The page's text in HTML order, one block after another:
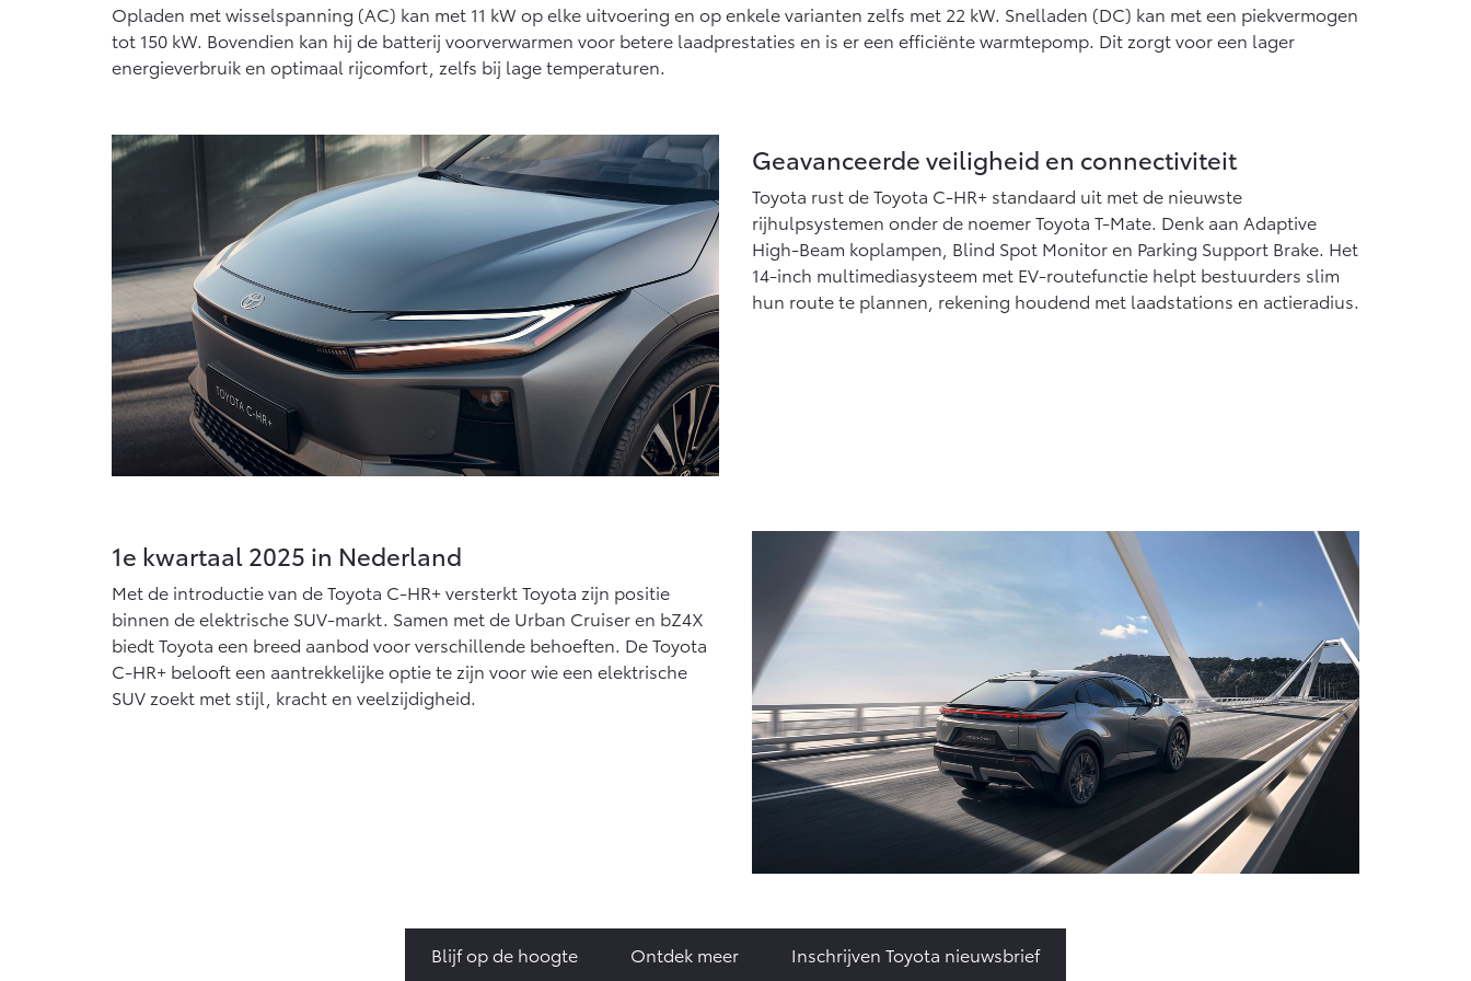
Opladen met wisselspanning (AC) kan met 11 kW op elke uitvoering en op enkele varianten zelfs met 22 kW. Snelladen (DC) kan met een piekvermogen
tot 150 kW. Bovendien kan hij de batterij voorverwarmen voor betere laadprestaties en is er een efficiënte warmtepomp. Dit zorgt voor een lager
energieverbruik en optimaal rijcomfort, zelfs bij lage temperaturen.
Geavanceerde veiligheid en connectiviteit
Toyota rust de Toyota C-HR+ standaard uit met de nieuwste
rijhulpsystemen onder de noemer Toyota T-Mate. Denk aan Adaptive
High-Beam koplampen, Blind Spot Monitor en Parking Support Brake. Het
14-inch multimediasysteem met EV-routefunctie helpt bestuurders slim
hun route te plannen, rekening houdend met laadstations en actieradius.
1e kwartaal 2025 in Nederland
Met de introductie van de Toyota C-HR+ versterkt Toyota zijn positie
binnen de elektrische SUV-markt. Samen met de Urban Cruiser en bZ4X
biedt Toyota een breed aanbod voor verschillende behoeften. De Toyota
C-HR+ belooft een aantrekkelijke optie te zijn voor wie een elektrische
SUV zoekt met stijl, kracht en veelzijdigheid.
Blijf op de hoogte Ontdek meer Inschrijven Toyota nieuwsbrief